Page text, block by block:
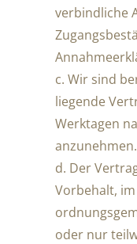
verbindliche
c. Wir sind
liegende
Werktagen
anzunehmen.
d. Der
Vorbehalt,
oder nur